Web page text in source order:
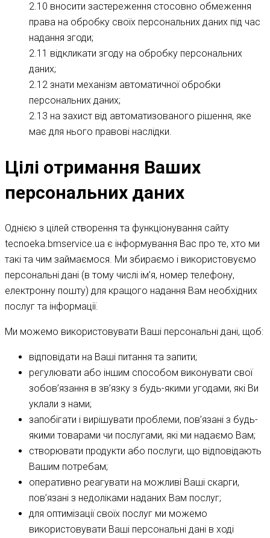
2.10 вносити застереження стосовно обмеження
права на обробку своїх персональних даних під час
надання згоди;
2.11 відкликати згоду на обробку персональних
даних;
2.12 знати механізм автоматичної обробки
персональних даних;
2.13 на захист від автоматизованого рішення, яке
має для нього правові наслідки.
Цілі отримання Ваших
персональних даних
Однією з цілей створення та функціонування сайту
tecnoeka.bmservice.ua є інформування Вас про те, хто ми
такі та чим займаємося. Ми збираємо і використовуємо
персональні дані (в тому числі ім’я, номер телефону,
електронну пошту) для кращого надання Вам необхідних
послуг та інформації.
Ми можемо використовувати Ваші персональні дані, щоб:
відповідати на Ваші питання та запити;
регулювати або іншим способом виконувати свої
зобов’язання в зв’язку з будь-якими угодами, які Ви
уклали з нами;
запобігати і вирішувати проблеми, пов’язані з будь-
якими товарами чи послугами, які ми надаємо Вам;
створювати продукти або послуги, що відповідають
Вашим потребам;
оперативно реагувати на можливі Ваші скарги,
пов’язані з недоліками наданих Вам послуг;
для оптимізації своїх послуг ми можемо
використовувати Ваші персональні дані в ході